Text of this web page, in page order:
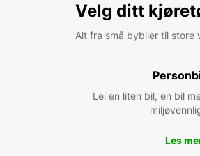
Velg ditt
Alt fra små bybiler til store
Lei en liten bil, en bil
Les